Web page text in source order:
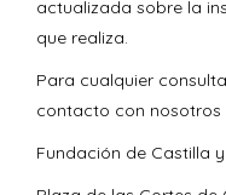
actualizada sobre la
que realiza.
Para cualquier
contacto con nosotros
Fundación de Castilla